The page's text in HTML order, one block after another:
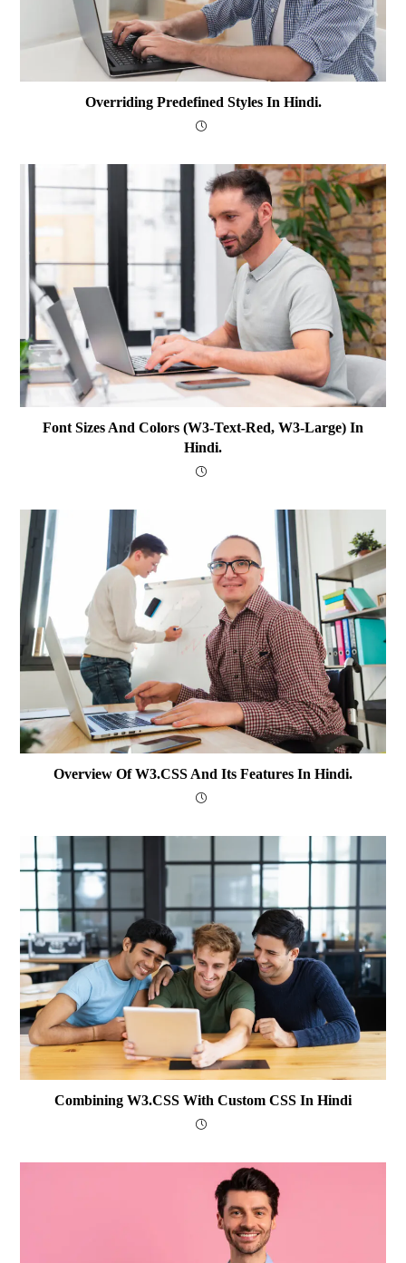
Overriding Predefined Styles In Hindi.
Font Sizes And Colors (w3-Text-Red, W3-Large) In
Hindi.
Overview Of W3.CSS And Its Features In Hindi.
Combining W3.CSS With Custom CSS In Hindi